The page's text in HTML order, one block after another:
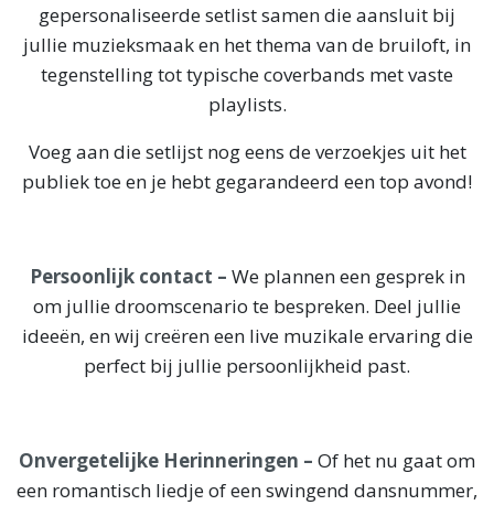
gepersonaliseerde setlist samen die aansluit bij
jullie muzieksmaak en het thema van de bruiloft, in
tegenstelling tot typische coverbands met vaste
playlists.
Voeg aan die setlijst nog eens de verzoekjes uit het
publiek toe en je hebt gegarandeerd een top avond!
Persoonlijk contact – We plannen een gesprek in
om jullie droomscenario te bespreken. Deel jullie
ideeën, en wij creëren een live muzikale ervaring die
perfect bij jullie persoonlijkheid past.
Onvergetelijke Herinneringen – Of het nu gaat om
een romantisch liedje of een swingend dansnummer,